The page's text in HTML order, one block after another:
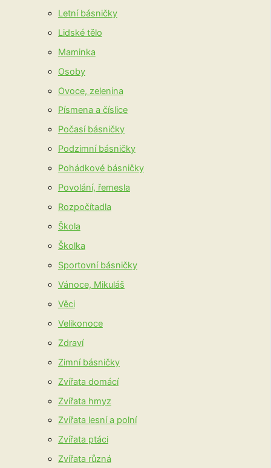
Letní básničky
Lidské tělo
Maminka
Osoby
Ovoce, zelenina
Písmena a číslice
Počasí básničky
Podzimní básničky
Pohádkové básničky
Povolání, řemesla
Rozpočítadla
Škola
Školka
Sportovní básničky
Vánoce, Mikuláš
Věci
Velikonoce
Zdraví
Zimní básničky
Zvířata domácí
Zvířata hmyz
Zvířata lesní a polní
Zvířata ptáci
Zvířata různá